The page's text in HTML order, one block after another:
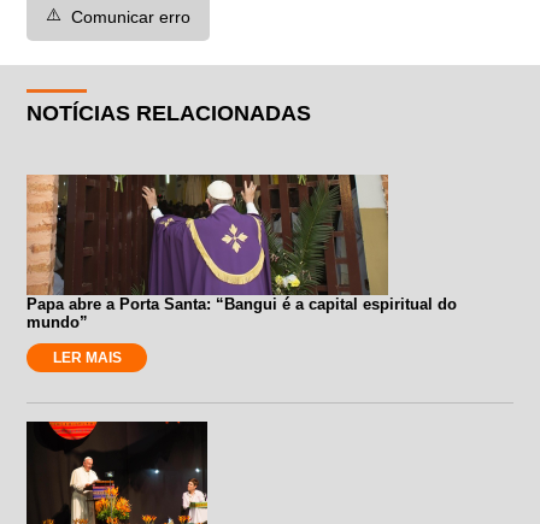
⚠️ Comunicar erro
NOTÍCIAS RELACIONADAS
Papa abre a Porta Santa: “Bangui é a capital espiritual do
mundo”
LER MAIS